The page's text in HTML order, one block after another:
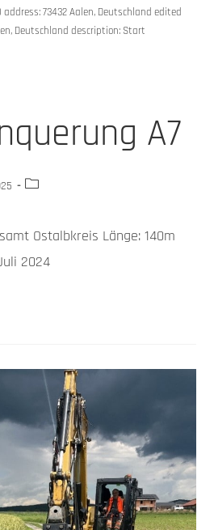
73432 Aalen, Deutschland edited
Deutschland description: Start
A7
Ostalbkreis Länge: 140m
2024